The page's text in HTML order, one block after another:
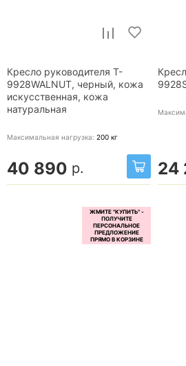
Кресло руководителя T-
9928WALNUT, черный, кожа
искусственная, кожа
натуральная
Максимальная нагрузка: 200 кг
40 890 р. 24